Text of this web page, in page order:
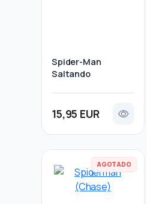
Spider-Man
Saltando
15,95 EUR
AGOTADO